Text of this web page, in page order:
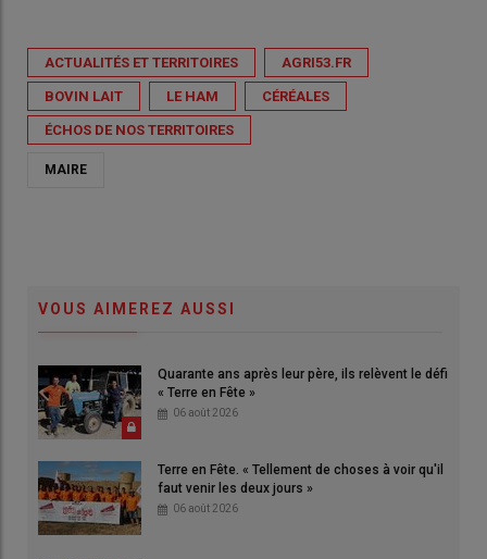
ACTUALITÉS ET TERRITOIRES AGRI53.FR
BOVIN LAIT LE HAM CÉRÉALES
ÉCHOS DE NOS TERRITOIRES
MAIRE
VOUS AIMEREZ AUSSI
Quarante ans après leur père, ils relèvent le défi
« Terre en Fête »
06 août 2026
Terre en Fête. « Tellement de choses à voir qu'il
faut venir les deux jours »
06 août 2026